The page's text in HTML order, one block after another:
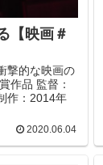
【映画＃
撃的な映画の
作品 監督：
作：2014年
2020.06.04